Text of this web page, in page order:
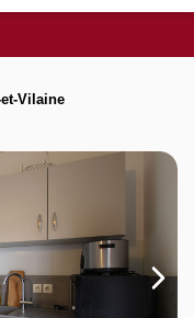
Vilaine